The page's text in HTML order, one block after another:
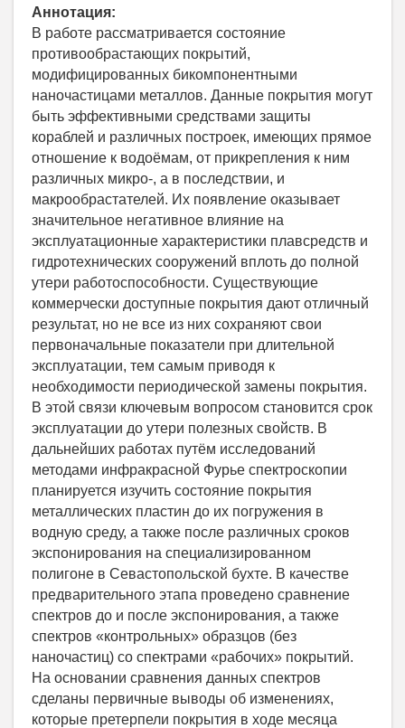
Аннотация:
В работе рассматривается состояние
противообрастающих покрытий,
модифицированных бикомпонентными
наночастицами металлов. Данные покрытия могут
быть эффективными средствами защиты
кораблей и различных построек, имеющих прямое
отношение к водоёмам, от прикрепления к ним
различных микро-, а в последствии, и
макрообрастателей. Их появление оказывает
значительное негативное влияние на
эксплуатационные характеристики плавсредств и
гидротехнических сооружений вплоть до полной
утери работоспособности. Существующие
коммерчески доступные покрытия дают отличный
результат, но не все из них сохраняют свои
первоначальные показатели при длительной
эксплуатации, тем самым приводя к
необходимости периодической замены покрытия.
В этой связи ключевым вопросом становится срок
эксплуатации до утери полезных свойств. В
дальнейших работах путём исследований
методами инфракрасной Фурье спектроскопии
планируется изучить состояние покрытия
металлических пластин до их погружения в
водную среду, а также после различных сроков
экспонирования на специализированном
полигоне в Севастопольской бухте. В качестве
предварительного этапа проведено сравнение
спектров до и после экспонирования, а также
спектров «контрольных» образцов (без
наночастиц) со спектрами «рабочих» покрытий.
На основании сравнения данных спектров
сделаны первичные выводы об изменениях,
которые претерпели покрытия в ходе месяца